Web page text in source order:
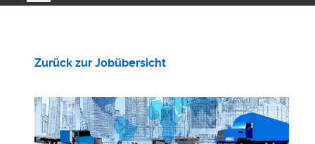
Zurück zur Jobübersicht